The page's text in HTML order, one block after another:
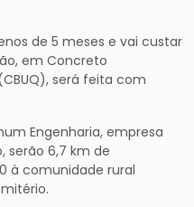
de 5 meses e vai custar
em Concreto
será feita com
Engenharia, empresa
serão 6,7 km de
à comunidade rural